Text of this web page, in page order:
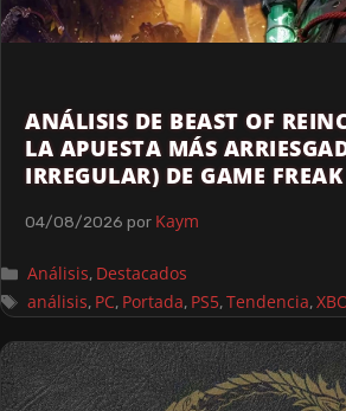
ANÁLISIS DE BEAST OF
LA APUESTA MÁS
IRREGULAR) DE GAME FREAK
04/08/2026 por Kaym
Análisis, Destacados
análisis, PC, Portada, PS5,Tendencia,